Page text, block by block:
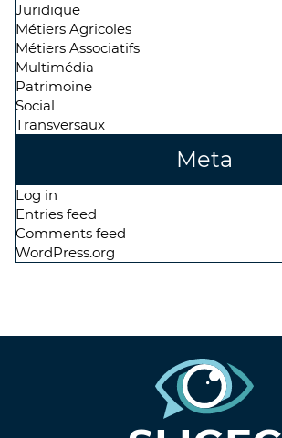
Juridique
Métiers Agricoles
Métiers Associatifs
Multimédia
Patrimoine
Social
Transversaux
Meta
Log in
Entries feed
Comments feed
WordPress.org